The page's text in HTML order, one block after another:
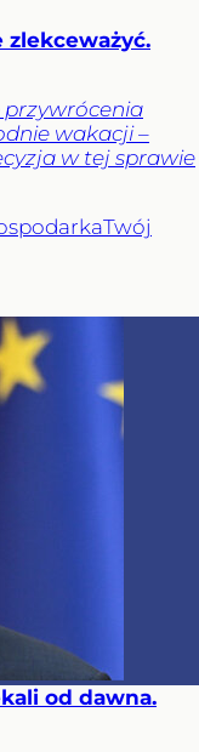
zlekceważyć.
przywrócenia
wakacji –
w tej sprawie
Twój
od dawna.